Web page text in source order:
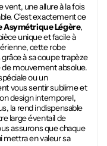
vent, une allure à la fois
C'est exactement ce
Asymétrique Légère,
unique et facile à
cette robe
à sa coupe trapèze
mouvement absolue.
ou un
vous sentir sublime et
design intemporel,
la rend indispensable
large éventail de
assurons que chaque
mettra en valeur sa